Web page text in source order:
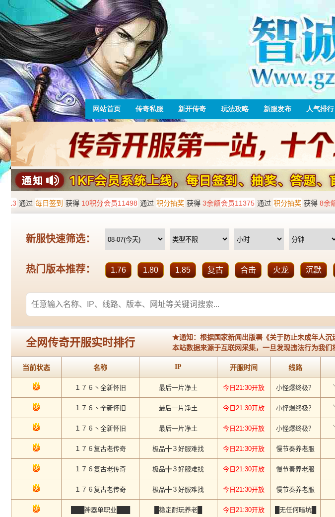
网站首页 传奇私服 新开传奇 玩法攻略 新服发布 人气排行